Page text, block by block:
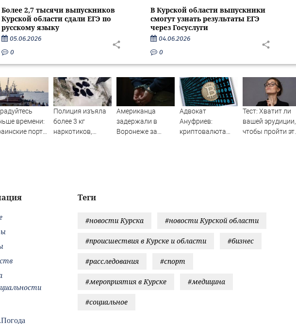
Более 2,7 тысячи выпускников
Курской области сдали ЕГЭ по
русскому языку
05.06.2026
0
В Курской области выпускники
смогут узнать результаты ЕГЭ
через Госуслуги
04.06.2026
0
времени:
порты
Полиция изъяла
более 3 кг
наркотиков,
Американца
задержали в
Воронеже за
Адвокат
Ануфриев:
криптовалюта
Тест: Хватит ли
вашей эрудиции,
чтобы пройти эту
Теги
#новости Курска #новости Курской области
#происшествия в Курске и области #бизнес
#расследования #спорт
#мероприятия в Курске #медицина
#социальное